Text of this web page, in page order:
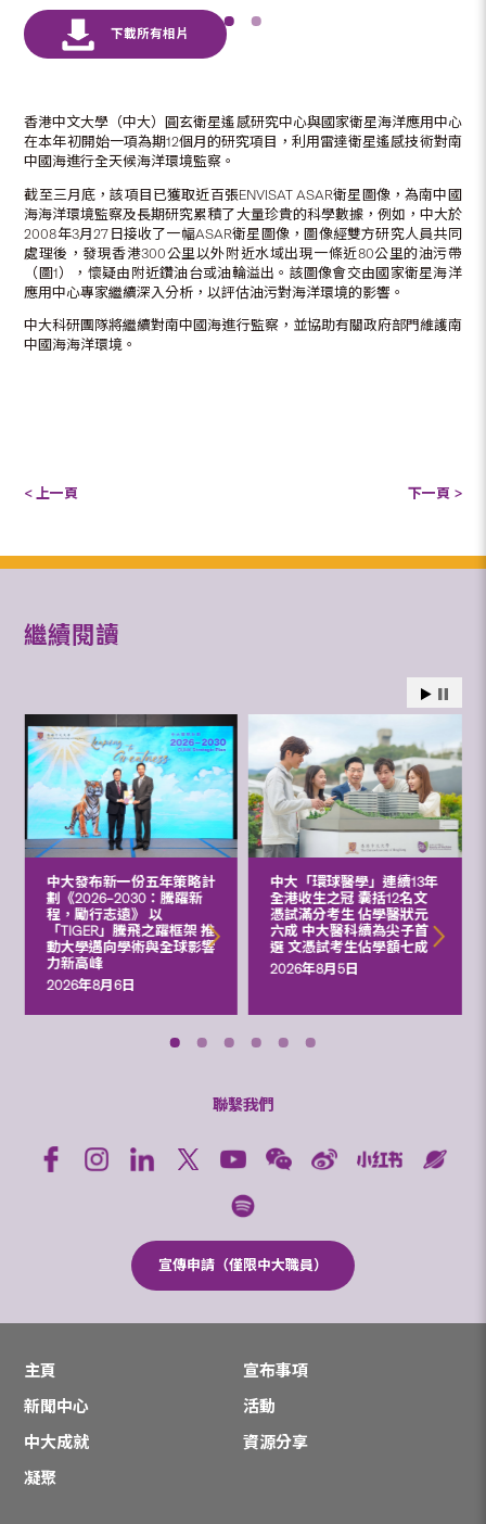
香港中文大學（中大）圓玄衛星遙感研究中心與國家衛星海洋應用中心
在本年初開始一項為期12個月的研究項目，利用雷達衛星遙感技術對南
中國海進行全天候海洋環境監察。
截至三月底，該項目已獲取近百張ENVISAT ASAR衛星圖像，為南中國
海海洋環境監察及長期研究累積了大量珍貴的科學數據，例如，中大於
2008年3月27日接收了一幅ASAR衛星圖像，圖像經雙方研究人員共同
處理後，發現香港300公里以外附近水域出現一條近80公里的油污帶
（圖1），懷疑由附近鑽油台或油輪溢出。該圖像會交由國家衛星海洋
應用中心專家繼續深入分析，以評估油污對海洋環境的影響。
中大科研團隊將繼續對南中國海進行監察，並協助有關政府部門維護南
中國海海洋環境。
< 上一頁 下一頁 >
繼續閱讀
中大發布新一份五年策略計
劃《2026‒2030：騰躍新
程，勵行志遠》 以
「TIGER」騰飛之躍框架 推
動大學邁向學術與全球影響
力新高峰
2026年8月6日
中大「環球醫學」連續13年
全港收生之冠 囊括12名文
憑試滿分考生 佔學醫狀元
六成 中大醫科續為尖子首
選 文憑試考生佔學額七成
2026年8月5日
聯繫我們
宣傳申請（僅限中大職員）
主頁
宣布事項
新聞中心
活動
中大成就
資源分享
凝聚